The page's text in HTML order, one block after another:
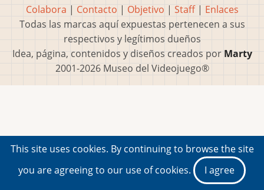
Colabora | Contacto | Objetivo | Staff| Enlaces
Todas las marcas aquí expuestas pertenecen a sus
respectivos y legítimos dueños
Idea, página, contenidos y diseños creados por Marty
2001-2026 Museo del Videojuego®
This site uses cookies. By continuing to browse the site
you are agreeing to our use of cookies.
I agree